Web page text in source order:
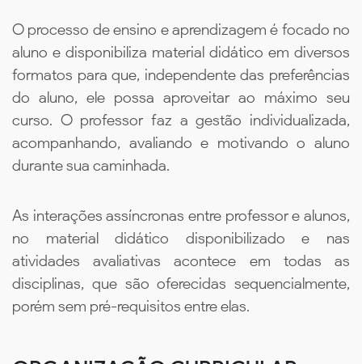
O processo de ensino e aprendizagem é focado no
aluno e disponibiliza material didático em diversos
formatos para que, independente das preferências
do aluno, ele possa aproveitar ao máximo seu
curso. O professor faz a gestão individualizada,
acompanhando, avaliando e motivando o aluno
durante sua caminhada.
As interações assíncronas entre professor e alunos,
no material didático disponibilizado e nas
atividades avaliativas acontece em todas as
disciplinas, que são oferecidas sequencialmente,
porém sem pré-requisitos entre elas.